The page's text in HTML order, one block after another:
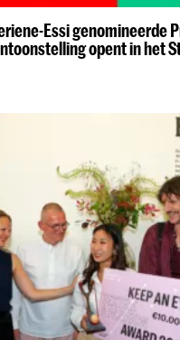
Essi genomineerde
opent in het